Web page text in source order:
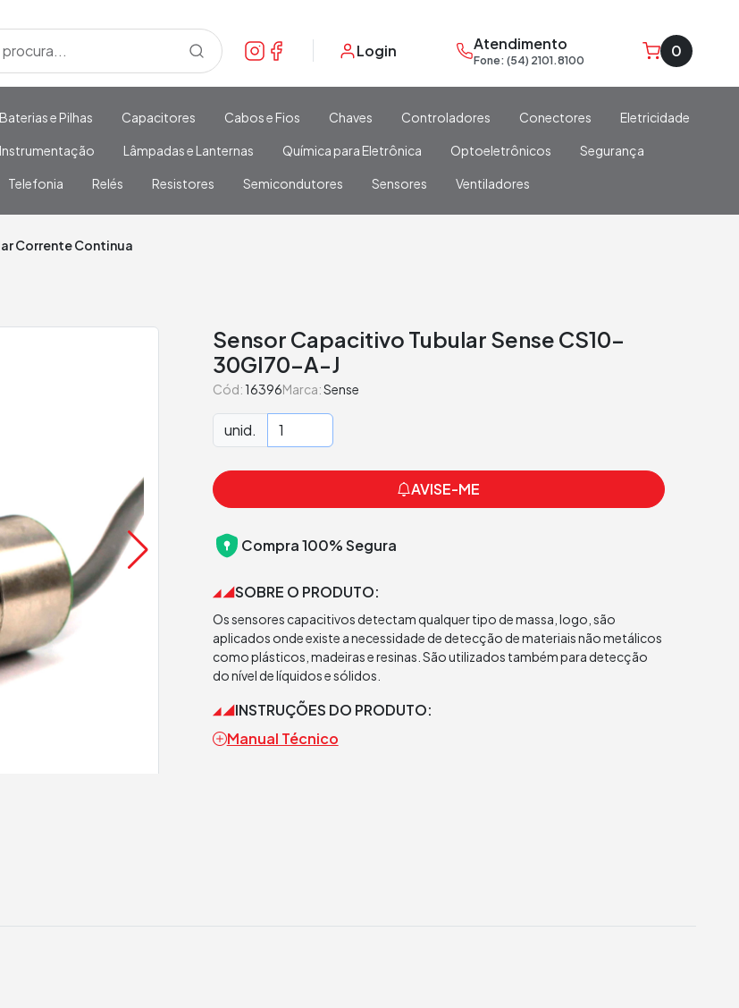
Login Atendimento
Fone: (54) 2101.8100 0
Baterias e Pilhas Capacitores Cabos e Fios Chaves Controladores Conectores Eletricidade
Instrumentação Lâmpadas e Lanternas Química para Eletrônica Optoeletrônicos Segurança
Telefonia Relés Resistores Semicondutores Sensores Ventiladores
Corrente Continua
Sensor Capacitivo Tubular Sense CS10-
30GI70-A-J
Cód:16396Marca:Sense
unid.
AVISE-ME
Compra 100% Segura
SOBRE O PRODUTO:
Os sensores capacitivos detectam qualquer tipo de massa, logo, são
aplicados onde existe a necessidade de detecção de materiais não metálicos
como plásticos, madeiras e resinas. São utilizados também para detecção
do nível de líquidos e sólidos.
INSTRUÇÕES DO PRODUTO:
Manual Técnico